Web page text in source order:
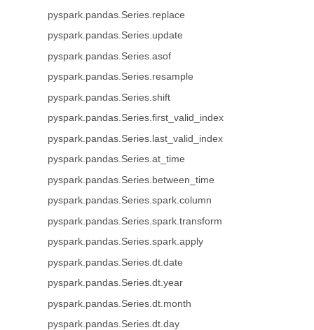
pyspark.pandas.Series.replace
pyspark.pandas.Series.update
pyspark.pandas.Series.asof
pyspark.pandas.Series.resample
pyspark.pandas.Series.shift
pyspark.pandas.Series.first_valid_index
pyspark.pandas.Series.last_valid_index
pyspark.pandas.Series.at_time
pyspark.pandas.Series.between_time
pyspark.pandas.Series.spark.column
pyspark.pandas.Series.spark.transform
pyspark.pandas.Series.spark.apply
pyspark.pandas.Series.dt.date
pyspark.pandas.Series.dt.year
pyspark.pandas.Series.dt.month
pyspark.pandas.Series.dt.day